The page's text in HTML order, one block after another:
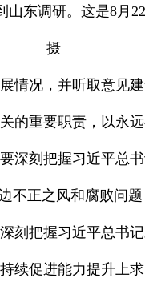
东调研。这是8月
摄
情况，并听取意见
的重要职责，以永
深刻把握习近平总
不正之风和腐败问
刻把握习近平总书
续促进能力提升上